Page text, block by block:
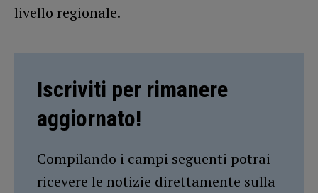
livello regionale.
Iscriviti per rimanere
aggiornato!
Compilando i campi seguenti potrai
ricevere le notizie direttamente sulla